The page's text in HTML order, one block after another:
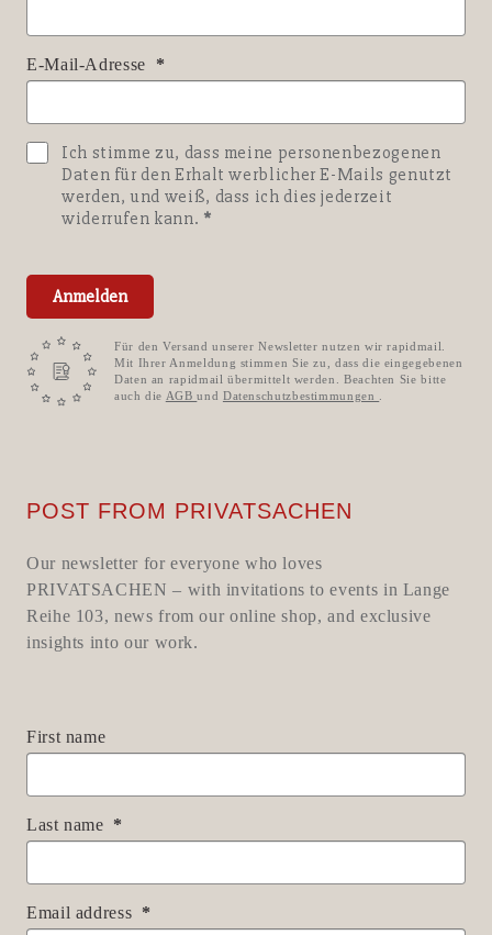
E-Mail-Adresse
Ich stimme zu, dass meine personenbezogenen
Daten für den Erhalt werblicher E-Mails genutzt
werden, und weiß, dass ich dies jederzeit
widerrufen kann.
Anmelden
Für den Versand unserer Newsletter nutzen wir rapidmail.
Mit Ihrer Anmeldung stimmen Sie zu, dass die eingegebenen
Daten an rapidmail übermittelt werden. Beachten Sie bitte
auch die AGBund Datenschutzbestimmungen
POST FROM PRIVATSACHEN
Our newsletter for everyone who loves
PRIVATSACHEN – with invitations to events in Lange
Reihe 103, news from our online shop, and exclusive
insights into our work.
First name
Last name
Email address